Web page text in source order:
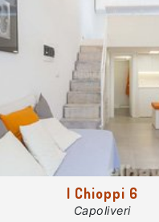
I Chioppi 6
Capoliveri